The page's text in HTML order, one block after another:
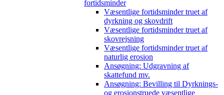
fortidsminder
Væsentlige fortidsminder truet af
dyrkning og skovdrift
Væsentlige fortidsminder truet af
skovrejsning
Væsentlige fortidsminder truet af
naturlig erosion
Ansøgning: Udgravning af
skattefund mv.
Ansøgning: Bevilling til Dyrknings-
og erosionstruede væsentlige